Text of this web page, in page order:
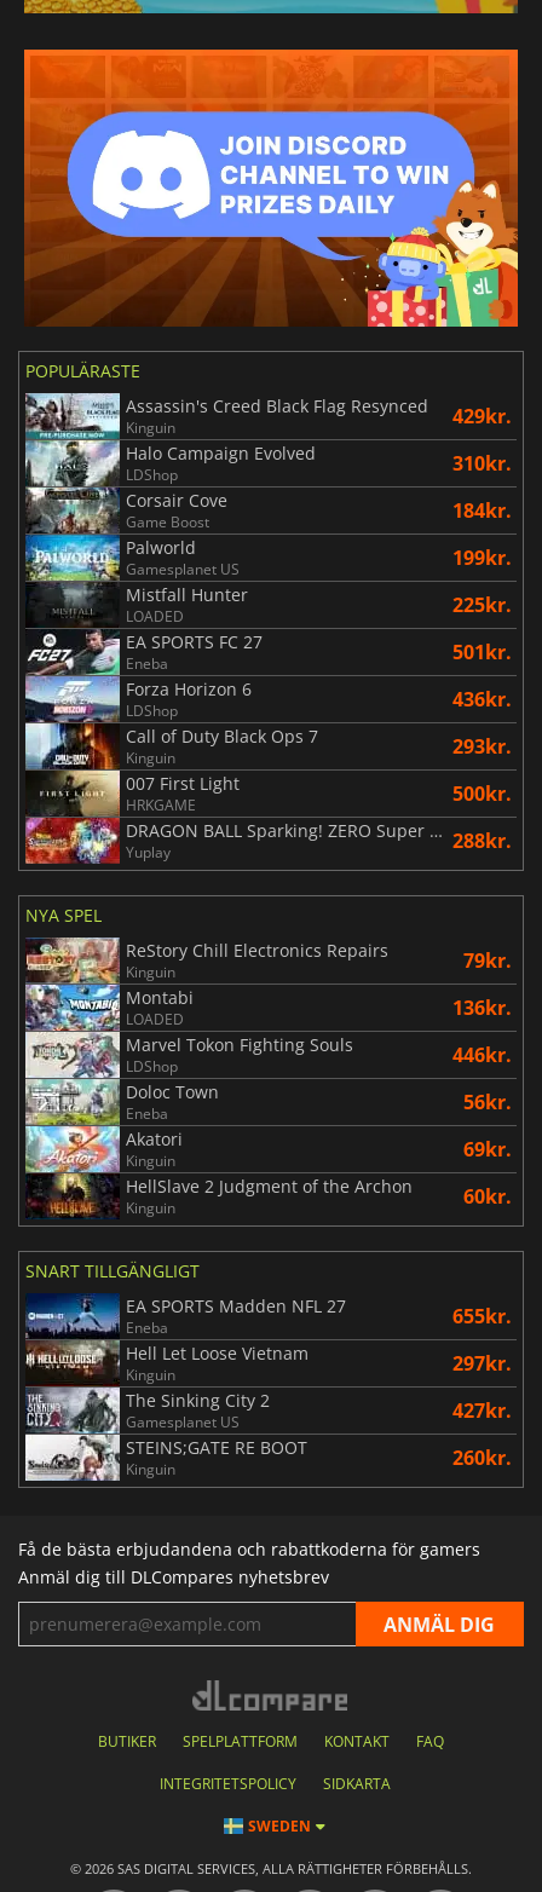
POPULÄRASTE
Assassin's Creed Black Flag Resynced
Kinguin 429kr.
Halo Campaign Evolved
LDShop 310kr.
Corsair Cove
Game Boost 184kr.
Palworld
Gamesplanet US 199kr.
Mistfall Hunter
LOADED 225kr.
EA SPORTS FC 27
Eneba 501kr.
Forza Horizon 6
LDShop 436kr.
Call of Duty Black Ops 7
Kinguin 293kr.
007 First Light
HRKGAME 500kr.
DRAGON BALL Sparking! ZERO Super Limit Breaking NEO
Yuplay 288kr.
NYA SPEL
ReStory Chill Electronics Repairs
Kinguin 79kr.
Montabi
LOADED 136kr.
Marvel Tokon Fighting Souls
LDShop 446kr.
Doloc Town
Eneba 56kr.
Akatori
Kinguin 69kr.
HellSlave 2 Judgment of the Archon
Kinguin 60kr.
SNART TILLGÄNGLIGT
EA SPORTS Madden NFL 27
Eneba 655kr.
Hell Let Loose Vietnam
Kinguin 297kr.
The Sinking City 2
Gamesplanet US 427kr.
STEINS;GATE RE BOOT
Kinguin 260kr.
Få de bästa erbjudandena och rabattkoderna för gamers
Anmäl dig till DLCompares nyhetsbrev
BUTIKER SPELPLATTFORM KONTAKT FAQ
INTEGRITETSPOLICY SIDKARTA
SWEDEN
© 2026 SAS DIGITAL SERVICES, ALLA RÄTTIGHETER FÖRBEHÅLLS.